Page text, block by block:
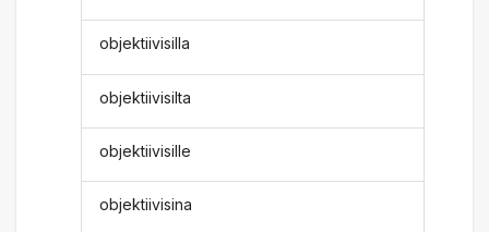
objektiivisilla
objektiivisilta
objektiivisille
objektiivisina